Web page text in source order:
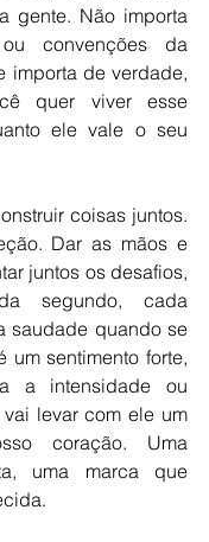
gente. Não importa
convenções da
importa de verdade,
quer viver esse
ele vale o seu
coisas juntos.
Dar as mãos e
juntos os desafios,
segundo, cada
saudade quando se
um sentimento forte,
a intensidade ou
levar com ele um
coração. Uma
uma marca que